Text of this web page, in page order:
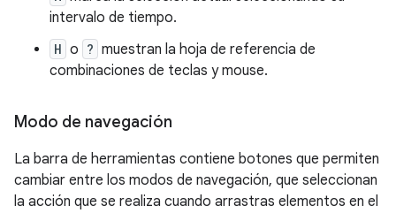
intervalo de tiempo.
H o ? muestran la hoja de referencia de
combinaciones de teclas y mouse.
Modo de navegación
La barra de herramientas contiene botones que permiten
cambiar entre los modos de navegación, que seleccionan
la acción que se realiza cuando arrastras elementos en el